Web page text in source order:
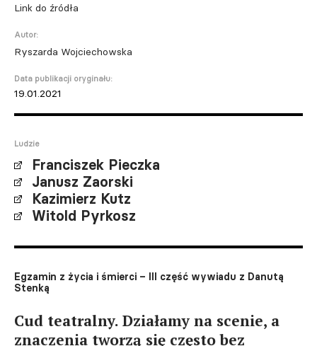
Link do źródła
Autor:
Ryszarda Wojciechowska
Data publikacji oryginału:
19.01.2021
Ludzie
Franciszek Pieczka
Janusz Zaorski
Kazimierz Kutz
Witold Pyrkosz
Egzamin z życia i śmierci – III część wywiadu z Danutą
Stenką
Cud teatralny. Działamy na scenie, a
znaczenia tworzą się często bez